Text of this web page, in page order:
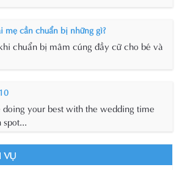
mẹ cần chuẩn bị những gì?
chuẩn bị mâm cúng đầy cữ cho bé và
doing your best with the wedding time
VỤ